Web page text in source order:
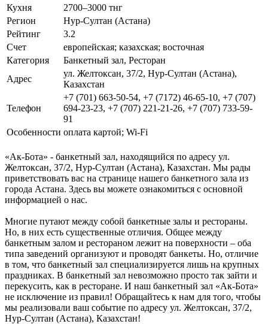
Кухня
2700–3000 тнг
Регион
Нур-Султан (Астана)
Рейтинг
3.2
Счет
европейская; казахская; восточная
Категория
Банкетный зал, Ресторан
Адрес
ул. Желтоксан, 37/2, Нур-Султан (Астана),
Казахстан
Телефон
+7 (701) 663-50-54, +7 (7172) 46-65-10, +7 (707)
694-23-23, +7 (707) 221-21-26, +7 (707) 733-59-
91
Особенности оплата картой; Wi-Fi
«Ак-Бота» - банкетный зал, находящийся по адресу ул.
Желтоксан, 37/2, Нур-Султан (Астана), Казахстан. Мы рады
приветствовать вас на странице нашего банкетного зала из
города Астана. Здесь вы можете ознакомиться с основной
информацией о нас.
Многие путают между собой банкетные залы и рестораны.
Но, в них есть существенные отличия. Общее между
банкетным залом и рестораном лежит на поверхности – оба
типа заведений организуют и проводят банкеты. Но, отличие
в том, что банкетный зал специализируется лишь на крупных
праздниках. В банкетный зал невозможно просто так зайти и
перекусить, как в ресторане. И наш банкетный зал «Ак-Бота»
не исключение из правил! Обращайтесь к нам для того, чтобы
мы реализовали ваш событие по адресу ул. Желтоксан, 37/2,
Нур-Султан (Астана), Казахстан!